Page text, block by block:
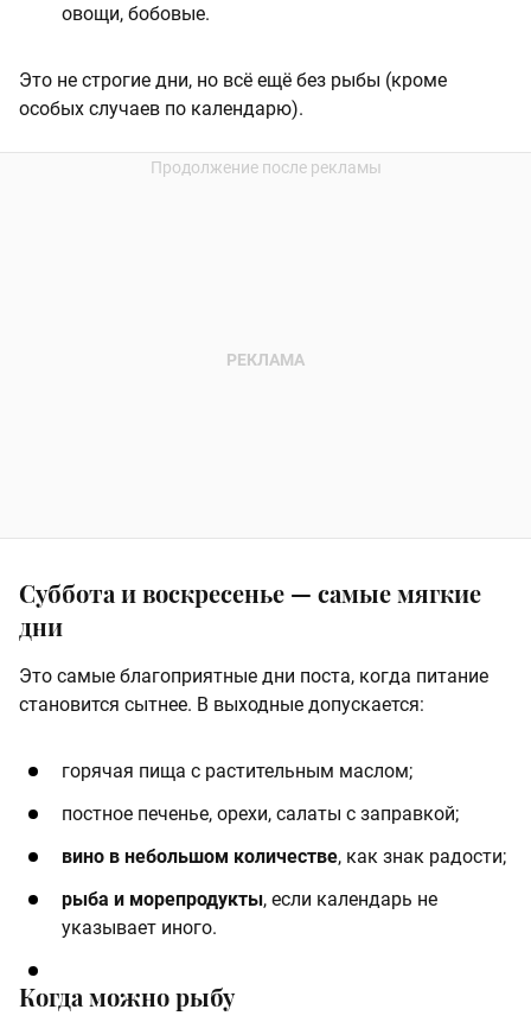
овощи, бобовые.
Это не строгие дни, но всё ещё без рыбы (кроме
особых случаев по календарю).
Суббота и воскресенье — самые мягкие
дни
Это самые благоприятные дни поста, когда питание
становится сытнее. В выходные допускается:
горячая пища с растительным маслом;
постное печенье, орехи, салаты с заправкой;
вино в небольшом количестве, как знак радости;
рыба и морепродукты, если календарь не
указывает иного.
Когда можно рыбу